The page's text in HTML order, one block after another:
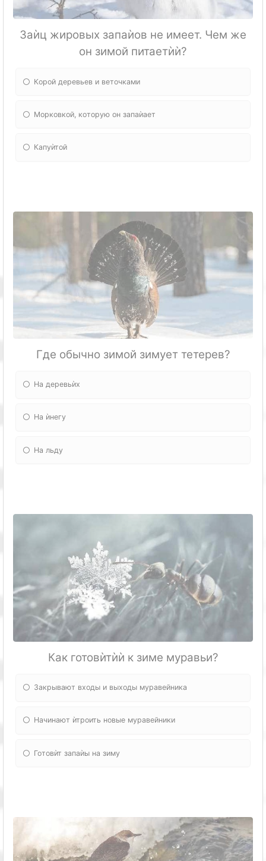
Заѝц жировых запаѝов не имеет. Чем же
он зимой питаетѝѝ?
Корой деревьев и веточками
Морковкой, которую он запаѝает
Капуѝтой
Где обычно зимой зимует тетерев?
На деревьѝх
На ѝнегу
На льду
Как готовѝтѝѝ к зиме муравьи?
Закрывают входы и выходы муравейника
Начинают ѝтроить новые муравейники
Готовѝт запаѝы на зиму